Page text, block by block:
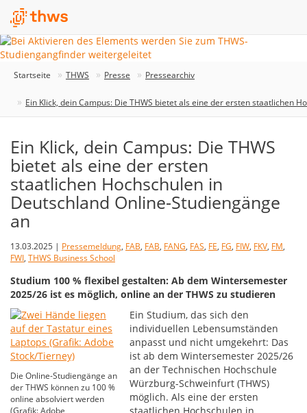
Startseite THWS Presse Pressearchiv
Ein Klick, dein Campus: Die THWS bietet als eine der ersten staatlichen
Ein Klick, dein Campus: Die THWS
bietet als eine der ersten
staatlichen Hochschulen in
Deutschland Online-Studiengänge
an
13.03.2025 | Pressemeldung, FAB, FAB, FANG, FAS, FE, FG, FIW, FKV, FM,
FWI, THWS Business School
Studium 100 % flexibel gestalten: Ab dem Wintersemester
2025/26 ist es möglich, online an der THWS zu studieren
Die Online-Studiengänge an
der THWS können zu 100 %
online absolviert werden
(Grafik: Adobe
Ein Studium, das sich den
individuellen Lebensumständen
anpasst und nicht umgekehrt: Das
ist ab dem Wintersemester 2025/26
an der Technischen Hochschule
Würzburg-Schweinfurt (THWS)
möglich. Als eine der ersten